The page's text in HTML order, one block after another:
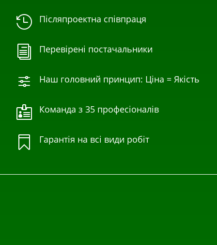
 Післяпроектна співпраця
i Перевірені постачальники
f Наш головний принцип: Ціна = Якість
 Команда з 35 професіоналів
 Гарантія на всі види робіт